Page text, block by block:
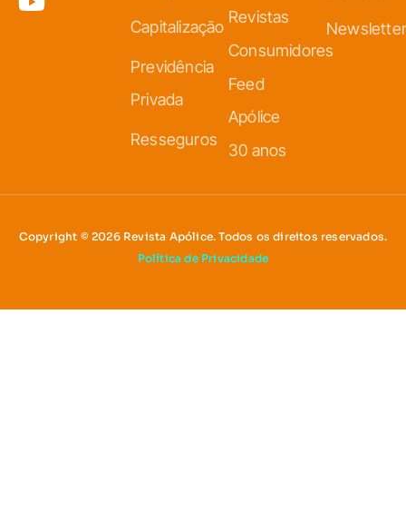
Capitalização
Previdência
Privada
Resseguros
Revistas
Consumidores
Feed
Apólice
30 anos
Newsletter
Copyright © 2026 Revista Apólice. Todos os direitos reservados.
Política de Privacidade